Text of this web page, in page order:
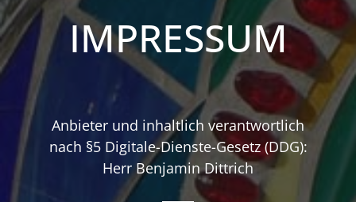
IMPRESSUM
Anbieter und inhaltlich verantwortlich
nach §5 Digitale-Dienste-Gesetz (DDG):
Herr Benjamin Dittrich